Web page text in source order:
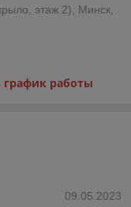
этаж 2), Минск,
график работы
09.05.2023